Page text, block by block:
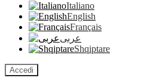
Italiano
English
Français
عربى
Shqiptare
Accedi